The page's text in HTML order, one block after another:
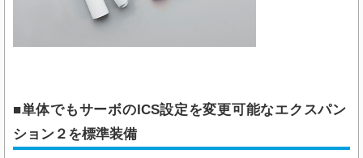
■単体でもサーボのICS設定を変更可能なエクスパン
ション２​を標準装備